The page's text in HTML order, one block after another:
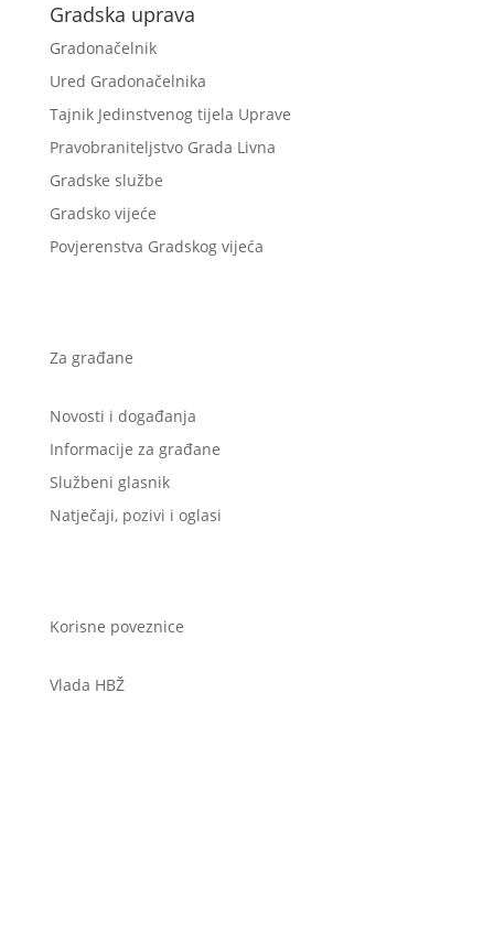
Gradska uprava
Gradonačelnik
Ured Gradonačelnika
Tajnik Jedinstvenog tijela Uprave
Pravobraniteljstvo Grada Livna
Gradske službe
Gradsko vijeće
Povjerenstva Gradskog vijeća
Za građane
Novosti i događanja
Informacije za građane
Službeni glasnik
Natječaji, pozivi i oglasi
Korisne poveznice
Vlada HBŽ